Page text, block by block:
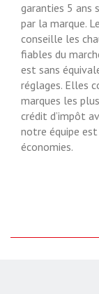
garanties 5 ans
par la marque.
conseille les
fiables du
est sans
réglages. Elles
marques les
crédit d’impôt
notre équipe
économies.